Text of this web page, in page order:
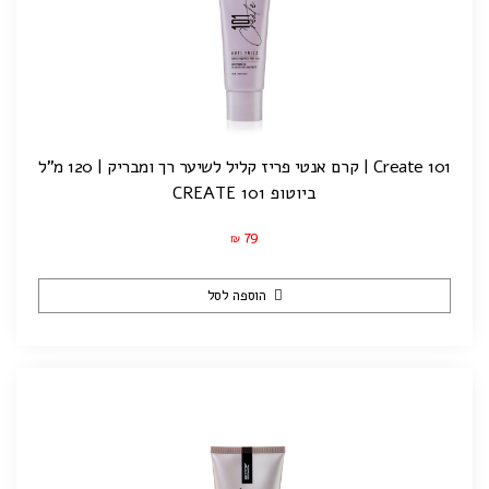
Create 101 | קרם אנטי פריז קליל לשיער רך ומבריק | 120 מ"ל
ביוטופ CREATE 101
₪ 79
הוספה לסל